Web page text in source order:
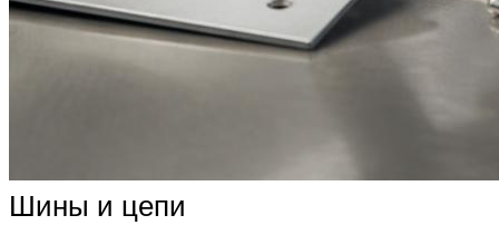
Шины и цепи